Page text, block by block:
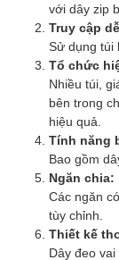
với dây zip
Truy cập
Sử dụng túi
Tổ chức
Nhiều túi,
bên trong
hiệu quả.
Tính năng
Bao gồm
Ngăn chia:
Các ngăn
tùy chỉnh.
Thiết kế
Dây đeo